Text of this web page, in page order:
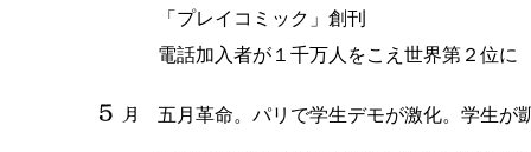
「プレイコミック」創刊
電話加入者が１千万人をこえ世界第２位に
五月革命。パリで学生デモが激化。学生が